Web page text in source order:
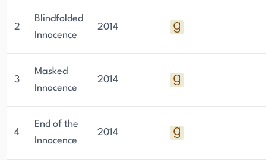
2
Blindfolded
Innocence
2014
3
Masked
Innocence
2014
4
End of the
Innocence
2014